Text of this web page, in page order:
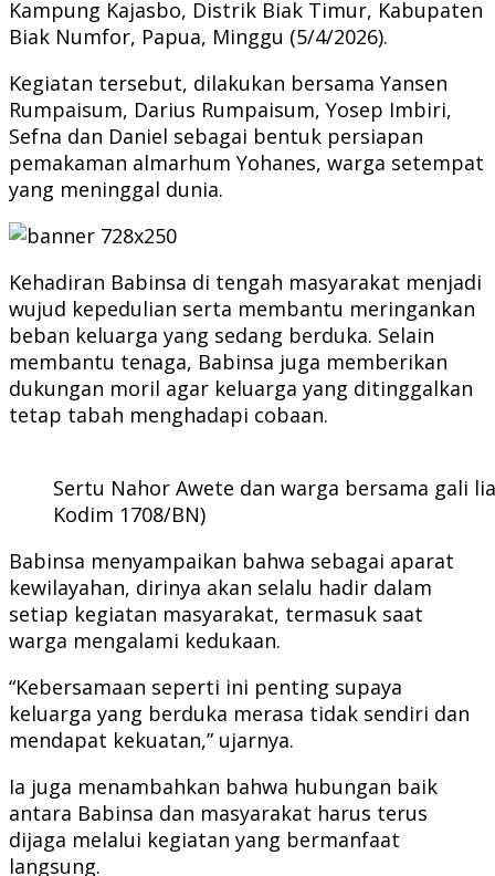
Kampung Kajasbo, Distrik Biak Timur, Kabupaten
Biak Numfor, Papua, Minggu (5/4/2026).
Kegiatan tersebut, dilakukan bersama Yansen
Rumpaisum, Darius Rumpaisum, Yosep Imbiri,
Sefna dan Daniel sebagai bentuk persiapan
pemakaman almarhum Yohanes, warga setempat
yang meninggal dunia.
Kehadiran Babinsa di tengah masyarakat menjadi
wujud kepedulian serta membantu meringankan
beban keluarga yang sedang berduka. Selain
membantu tenaga, Babinsa juga memberikan
dukungan moril agar keluarga yang ditinggalkan
tetap tabah menghadapi cobaan.
Sertu Nahor Awete dan warga bersama gali
Kodim 1708/BN)
Babinsa menyampaikan bahwa sebagai aparat
kewilayahan, dirinya akan selalu hadir dalam
setiap kegiatan masyarakat, termasuk saat
warga mengalami kedukaan.
“Kebersamaan seperti ini penting supaya
keluarga yang berduka merasa tidak sendiri dan
mendapat kekuatan,” ujarnya.
Ia juga menambahkan bahwa hubungan baik
antara Babinsa dan masyarakat harus terus
dijaga melalui kegiatan yang bermanfaat
langsung.